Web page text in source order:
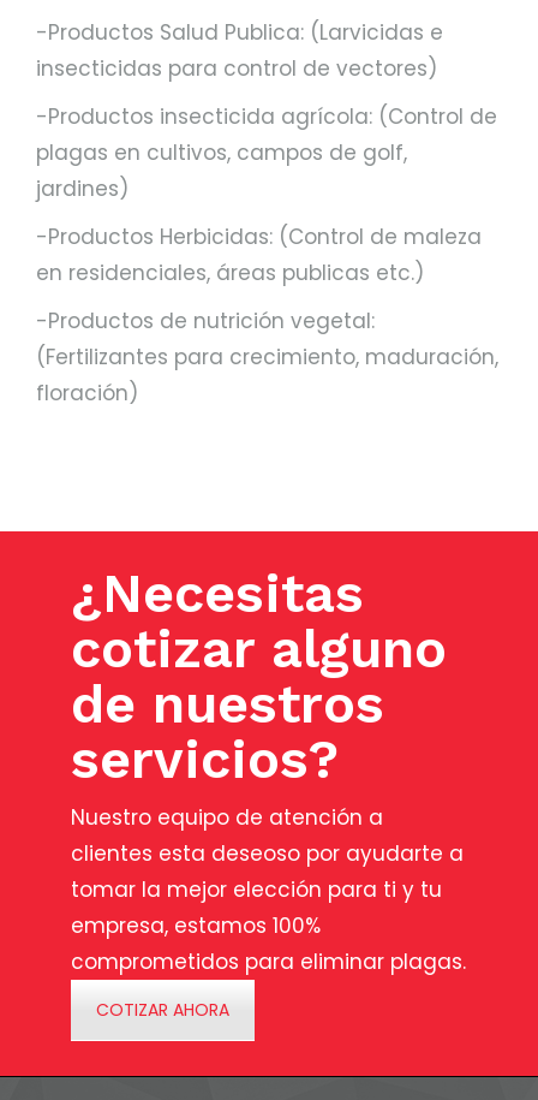
-Productos Salud Publica: (Larvicidas e
insecticidas para control de vectores)
-Productos insecticida agrícola: (Control de
plagas en cultivos, campos de golf,
jardines)
-Productos Herbicidas: (Control de maleza
en residenciales, áreas publicas etc.)
-Productos de nutrición vegetal:
(Fertilizantes para crecimiento, maduración,
floración)
¿Necesitas
cotizar alguno
de nuestros
servicios?
Nuestro equipo de atención a
clientes esta deseoso por ayudarte a
tomar la mejor elección para ti y tu
empresa, estamos 100%
comprometidos para eliminar plagas.
COTIZAR AHORA